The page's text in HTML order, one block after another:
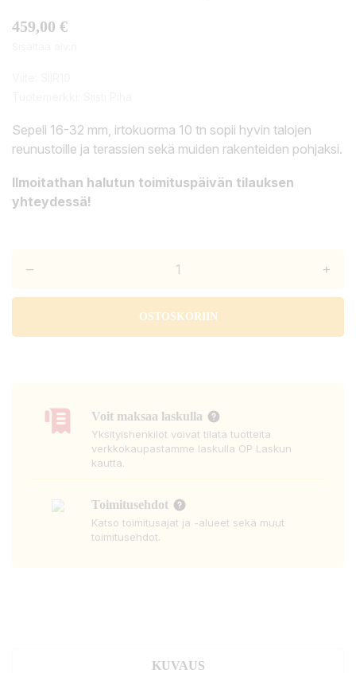
459,00 €
Sepeli 16-32 mm, irtokuorma 10 tn sopii hyvin talojen
reunustoille ja terassien sekä muiden rakenteiden pohjaksi.
Ilmoitathan halutun toimituspäivän tilauksen
yhteydessä!
– +
OSTOSKORIIN
Voit maksaa laskulla
Yksityishenkilöt voivat tilata tuotteita
verkkokaupastamme laskulla OP Laskun
kautta.
Toimitusehdot
Katso toimitusajat ja -alueet sekä muut
toimitusehdot.
KUVAUS